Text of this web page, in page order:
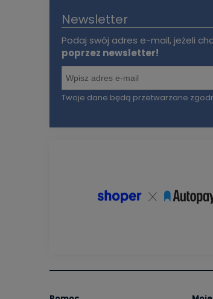
Newsletter
Podaj swój adres e-mail, jeżeli
poprzez newsletter!
Twoje dane będą przetwarzane